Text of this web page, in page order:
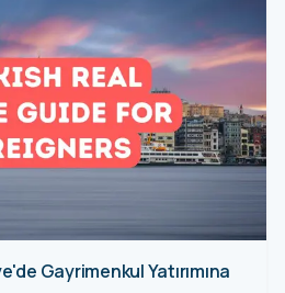
Gayrimenkul Yatırımına